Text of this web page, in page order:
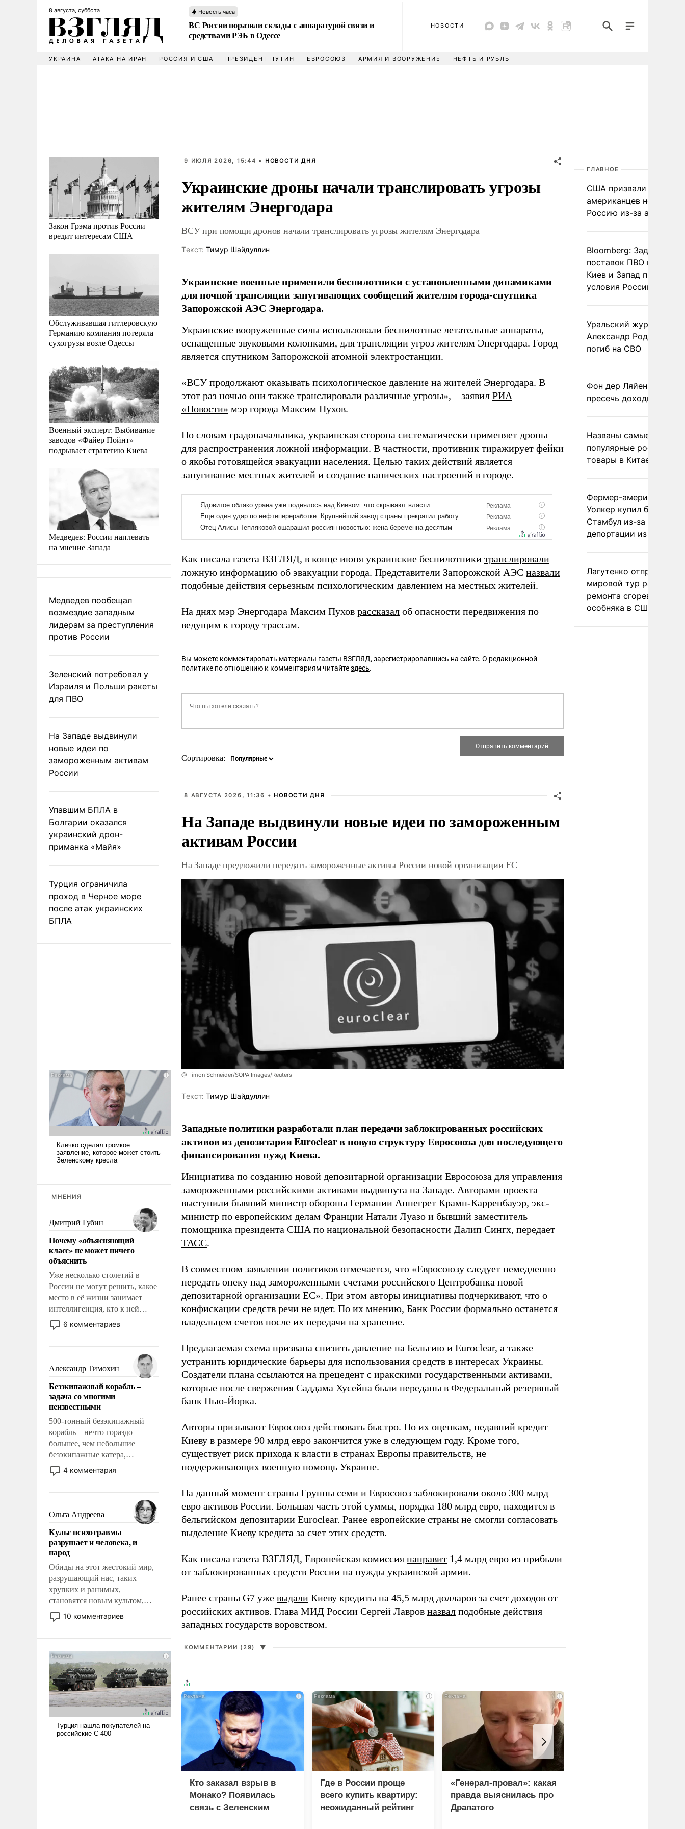
8 августа, суббота Новость часа
ВС России поразили склады с аппаратурой связи и
средствами РЭБ в Одессе
НОВОСТИ
УКРАИНА АТАКА НА ИРАН РОССИЯ И США ПРЕЗИДЕНТ ПУТИН ЕВРОСОЮЗ АРМИЯ И ВООРУЖЕНИЕ НЕФТЬ И РУБЛЬ
Закон Грэма против России
вредит интересам США
Обслуживавшая гитлеровскую
Германию компания потеряла
сухогрузы возле Одессы
Военный эксперт: Выбивание
заводов «Файер Пойнт»
подрывает стратегию Киева
Медведев: России наплевать
на мнение Запада
Медведев пообещал
возмездие западным
лидерам за преступления
против России
Зеленский потребовал у
Израиля и Польши ракеты
для ПВО
На Западе выдвинули
новые идеи по
замороженным активам
России
Упавшим БПЛА в
Болгарии оказался
украинский дрон-
приманка «Майя»
Турция ограничила
проход в Черное море
после атак украинских
БПЛА
МНЕНИЯ
Дмитрий Губин
Почему «объясняющий
класс» не может ничего
объяснить
Уже несколько столетий в
России не могут решить, какое
место в её жизни занимает
интеллигенция, кто к ней
принадлежит, а кого из неё
исключили с правом
чем она отличается от просто
образованных людей. Иногда
казалось, что эти вопросы
решены раз и навсегда, но –
нет, не решены.
6 комментариев
Александр Тимохин
Безэкипажный корабль –
задача со многими
неизвестными
500-тонный безэкипажный
корабль – нечто гораздо
большее, чем небольшие
безэкипажные катера,
применение которых уже
стало обыденностью. Задача по
сложна и амбициозна. Однако
и ее реализация радикально
поднимет наши боевые
возможности.
4 комментария
Ольга Андреева
Культ психотравмы
разрушает и человека, и
народ
Обиды на этот жестокий мир,
разрушающий нас, таких
хрупких и ранимых,
становятся новым культом,
постепенно вытесняя и
отменяя традиционное
ударами судьбы, брать на себя
ответственность, помогать
слабым, идти вперед и
адаптироваться.
10 комментариев
9 ИЮЛЯ 2026, 15:44 • НОВОСТИ ДНЯ
Украинские дроны начали транслировать угрозы
жителям Энергодара
ВСУ при помощи дронов начали транслировать угрозы жителям Энергодара
Tекст: Тимур Шайдуллин
Украинские военные применили беспилотники с установленными динамиками
для ночной трансляции запугивающих сообщений жителям города-спутника
Запорожской АЭС Энергодара.
Украинские вооруженные силы использовали беспилотные летательные аппараты,
оснащенные звуковыми колонками, для трансляции угроз жителям Энергодара. Город
является спутником Запорожской атомной электростанции.
«ВСУ продолжают оказывать психологическое давление на жителей Энергодара. В
этот раз ночью они также транслировали различные угрозы», – заявил РИА
«Новости» мэр города Максим Пухов.
По словам градоначальника, украинская сторона систематически применяет дроны
для распространения ложной информации. В частности, противник тиражирует фейки
о якобы готовящейся эвакуации населения. Целью таких действий является
запугивание местных жителей и создание панических настроений в городе.
Как писала газета ВЗГЛЯД, в конце июня украинские беспилотники транслировали
ложную информацию об эвакуации города. Представители Запорожской АЭС назвали
подобные действия серьезным психологическим давлением на местных жителей.
На днях мэр Энергодара Максим Пухов рассказал об опасности передвижения по
ведущим к городу трассам.
Вы можете комментировать материалы газеты ВЗГЛЯД, зарегистрировавшись на сайте. О редакционной
политике по отношению к комментариям читайтездесь.
Сортировка:
8 АВГУСТА 2026, 11:36 • НОВОСТИ ДНЯ
На Западе выдвинули новые идеи по замороженным
активам России
На Западе предложили передать замороженные активы России новой организации ЕС
@ Timon Schneider/SOPA Images/Reuters
Tекст: Тимур Шайдуллин
Западные политики разработали план передачи заблокированных российских
активов из депозитария Euroclear в новую структуру Евросоюза для последующего
финансирования нужд Киева.
Инициатива по созданию новой депозитарной организации Евросоюза для управления
замороженными российскими активами выдвинута на Западе. Авторами проекта
выступили бывший министр обороны Германии Аннегрет Крамп-Карренбауэр, экс-
министр по европейским делам Франции Натали Луазо и бывший заместитель
помощника президента США по национальной безопасности Далип Сингх, передает
ТАСС.
В совместном заявлении политиков отмечается, что «Евросоюзу следует немедленно
передать опеку над замороженными счетами российского Центробанка новой
депозитарной организации ЕС». При этом авторы инициативы подчеркивают, что о
конфискации средств речи не идет. По их мнению, Банк России формально останется
владельцем счетов после их передачи на хранение.
Предлагаемая схема призвана снизить давление на Бельгию и Euroclear, а также
устранить юридические барьеры для использования средств в интересах Украины.
Создатели плана ссылаются на прецедент с иракскими государственными активами,
которые после свержения Саддама Хусейна были переданы в Федеральный резервный
банк Нью-Йорка.
Авторы призывают Евросоюз действовать быстро. По их оценкам, недавний кредит
Киеву в размере 90 млрд евро закончится уже в следующем году. Кроме того,
существует риск прихода к власти в странах Европы правительств, не
поддерживающих военную помощь Украине.
На данный момент страны Группы семи и Евросоюз заблокировали около 300 млрд
евро активов России. Большая часть этой суммы, порядка 180 млрд евро, находится в
бельгийском депозитарии Euroclear. Ранее европейские страны не смогли согласовать
выделение Киеву кредита за счет этих средств.
Как писала газета ВЗГЛЯД, Европейская комиссия направит 1,4 млрд евро из прибыли
от заблокированных средств России на нужды украинской армии.
Ранее страны G7 уже выдали Киеву кредиты на 45,5 млрд долларов за счет доходов от
российских активов. Глава МИД России Сергей Лавров назвал подобные действия
западных государств воровством.
КОММЕНТАРИИ (29) ▼
i
Кто заказал взрыв в
Монако? Появилась
связь с Зеленским
i
Где в России проще
всего купить квартиру:
неожиданный рейтинг
i
«Генерал-провал»: какая
правда выяснилась про
Драпатого
ГЛАВНОЕ
США призвали
американцев не
Россию из-за атак ВСУ
Bloomberg: Задержка
поставок ПВО вынудит
Киев и Запад принять
условия России
Уральский журналист
Александр Родионов
погиб на СВО
Фон дер Ляйен
пресечь доходы России
Названы самые
популярные российские
товары в Китае
Фермер-американец
Уолкер купил билет в
Стамбул из-за угрозы
депортации из России
Лагутенко отправился в
мировой тур ради
ремонта сгоревшего
особняка в США